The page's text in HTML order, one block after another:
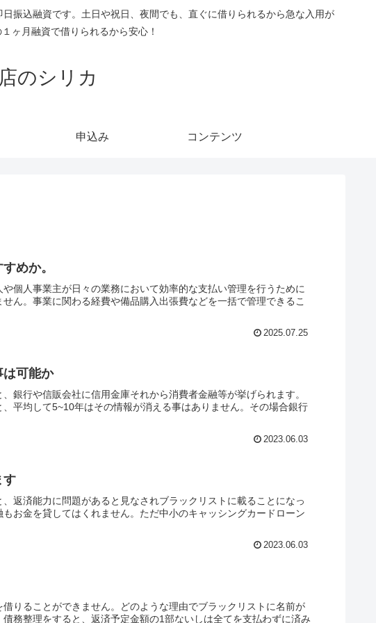
振込融資です。土日や祝日、夜間でも、直ぐに借りられるから急な入用が
ヶ月融資で借りられるから安心！
のシリカ
申込み コンテンツ
めか。
個人事業主が日々の業務において効率的な支払い管理を行うために
ん。事業に関わる経費や備品購入出張費などを一括で管理できるこ
2025.07.25
は可能か
銀行や信販会社に信用金庫それから消費者金融等が挙げられます。
平均して5~10年はその情報が消える事はありません。その場合銀行
2023.06.03
す
返済能力に問題があると見なされブラックリストに載ることになっ
お金を貸してはくれません。ただ中小のキャッシングカードローン
2023.06.03
りることができません。どのような理由でブラックリストに名前が
務整理をすると、返済予定金額の1部ないしは全てを支払わずに済み